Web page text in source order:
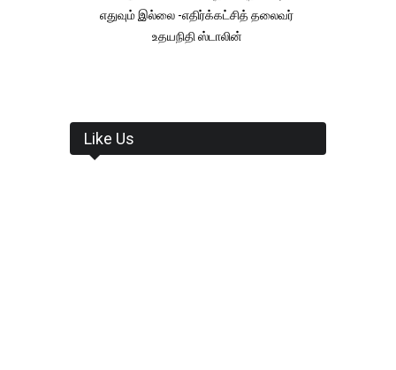
எதுவும் இல்லை -எதிர்க்கட்சித் தலைவர்
உதயநிதி ஸ்டாலின்
Like Us